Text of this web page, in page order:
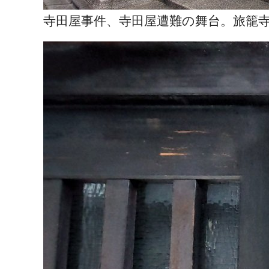
寺田屋事件、寺田屋遭難の舞台。旅籠